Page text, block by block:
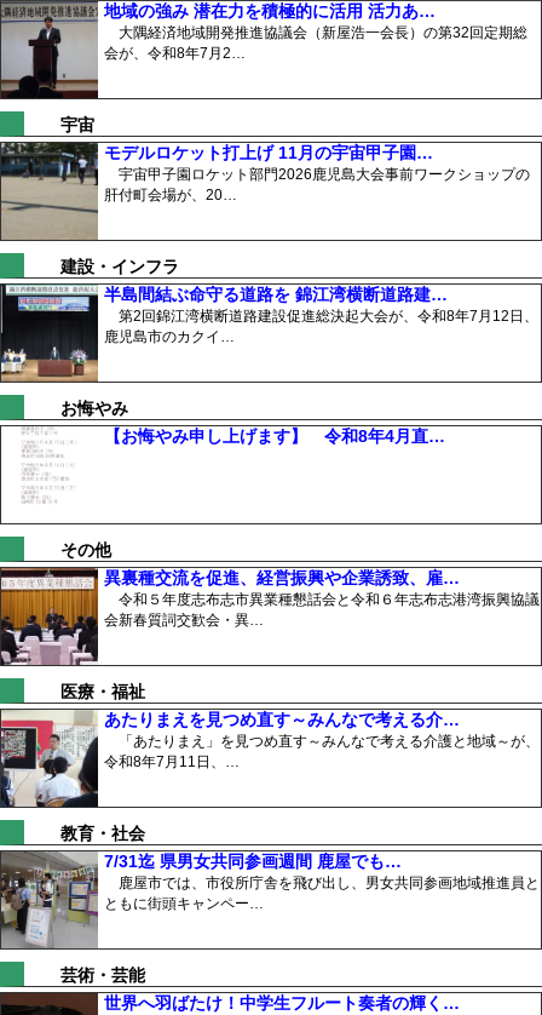
地域の強み 潜在力を積極的に活用 活力あ…
大隅経済地域開発推進協議会（新屋浩一会長）の第32回定期総
会が、令和8年7月2…
宇宙
モデルロケット打上げ 11月の宇宙甲子園…
宇宙甲子園ロケット部門2026鹿児島大会事前ワークショップの
肝付町会場が、20…
建設・インフラ
半島間結ぶ命守る道路を 錦江湾横断道路建…
第2回錦江湾横断道路建設促進総決起大会が、令和8年7月12日、
鹿児島市のカクイ…
お悔やみ
【お悔やみ申し上げます】 令和8年4月直…
その他
異裏種交流を促進、経営振興や企業誘致、雇…
令和５年度志布志市異業種懇話会と令和６年志布志港湾振興協議
会新春質詞交歓会・異…
医療・福祉
あたりまえを見つめ直す～みんなで考える介…
「あたりまえ」を見つめ直す～みんなで考える介護と地域～が、
令和8年7月11日、…
教育・社会
7/31迄 県男女共同参画週間 鹿屋でも…
鹿屋市では、市役所庁舎を飛び出し、男女共同参画地域推進員と
ともに街頭キャンペー…
芸術・芸能
世界へ羽ばたけ！中学生フルート奏者の輝く…